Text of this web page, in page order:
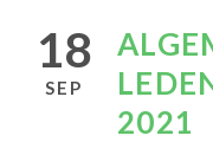
18
SEP
2021